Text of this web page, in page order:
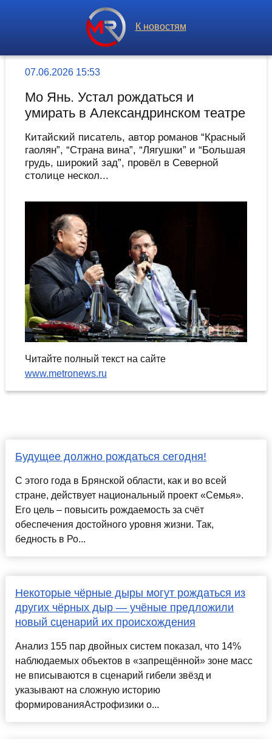
К новостям
07.06.2026 15:53
Мо Янь. Устал рождаться и
умирать в Александринском театре
Китайский писатель, автор романов “Красный
гаолян”, “Страна вина”, “Лягушки” и “Большая
грудь, широкий зад”, провёл в Северной
столице нескол...
Читайте полный текст на сайте
www.metronews.ru
Будущее должно рождаться сегодня!
С этого года в Брянской области, как и во всей
стране, действует национальный проект «Семья».
Его цель – повысить рождаемость за счёт
обеспечения достойного уровня жизни. Так,
бедность в Ро...
Некоторые чёрные дыры могут рождаться из
других чёрных дыр — учёные предложили
новый сценарий их происхождения
Анализ 155 пар двойных систем показал, что 14%
наблюдаемых объектов в «запрещённой» зоне масс
не вписываются в сценарий гибели звёзд и
указывают на сложную историю
формированияАстрофизики о...